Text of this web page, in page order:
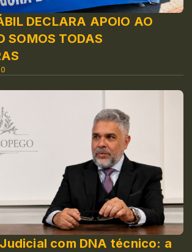
DECLARA APOIO AO
SOMOS TODAS
com DNA técnico: a